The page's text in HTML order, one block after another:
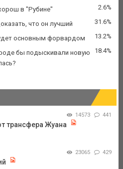
в "Рубине" 2.6%
что он лучший 31.6%
основным форвардом 13.2%
бы подыскивали новую
18.4%
14573 441
трансфера Жуана
23065 429